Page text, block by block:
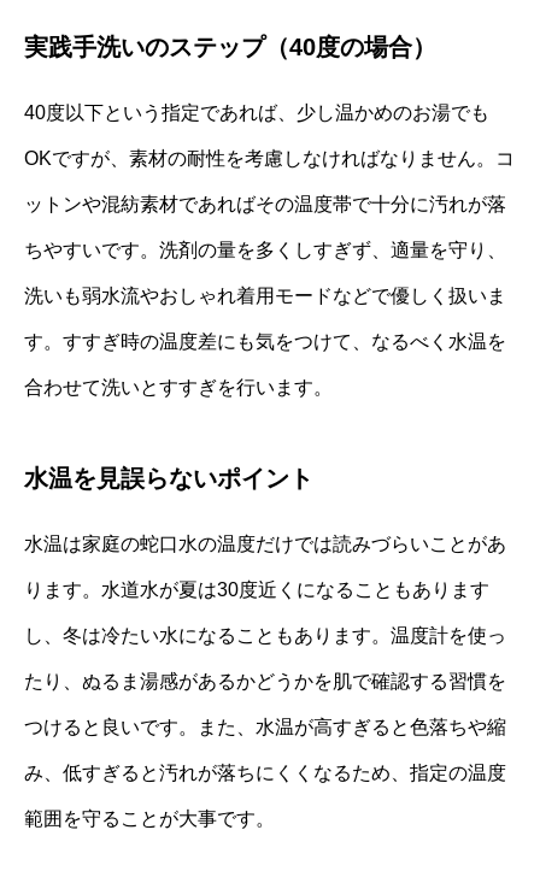
実践手洗いのステップ（40度の場合）
40度以下という指定であれば、少し温かめのお湯でも
OKですが、素材の耐性を考慮しなければなりません。コ
ットンや混紡素材であればその温度帯で十分に汚れが落
ちやすいです。洗剤の量を多くしすぎず、適量を守り、
洗いも弱水流やおしゃれ着用モードなどで優しく扱いま
す。すすぎ時の温度差にも気をつけて、なるべく水温を
合わせて洗いとすすぎを行います。
水温を見誤らないポイント
水温は家庭の蛇口水の温度だけでは読みづらいことがあ
ります。水道水が夏は30度近くになることもあります
し、冬は冷たい水になることもあります。温度計を使っ
たり、ぬるま湯感があるかどうかを肌で確認する習慣を
つけると良いです。また、水温が高すぎると色落ちや縮
み、低すぎると汚れが落ちにくくなるため、指定の温度
範囲を守ることが大事です。